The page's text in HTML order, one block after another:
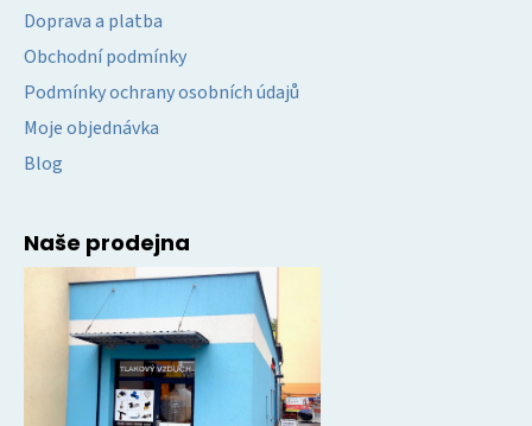
Doprava a platba
Obchodní podmínky
Podmínky ochrany osobních údajů
Moje objednávka
Blog
Naše prodejna